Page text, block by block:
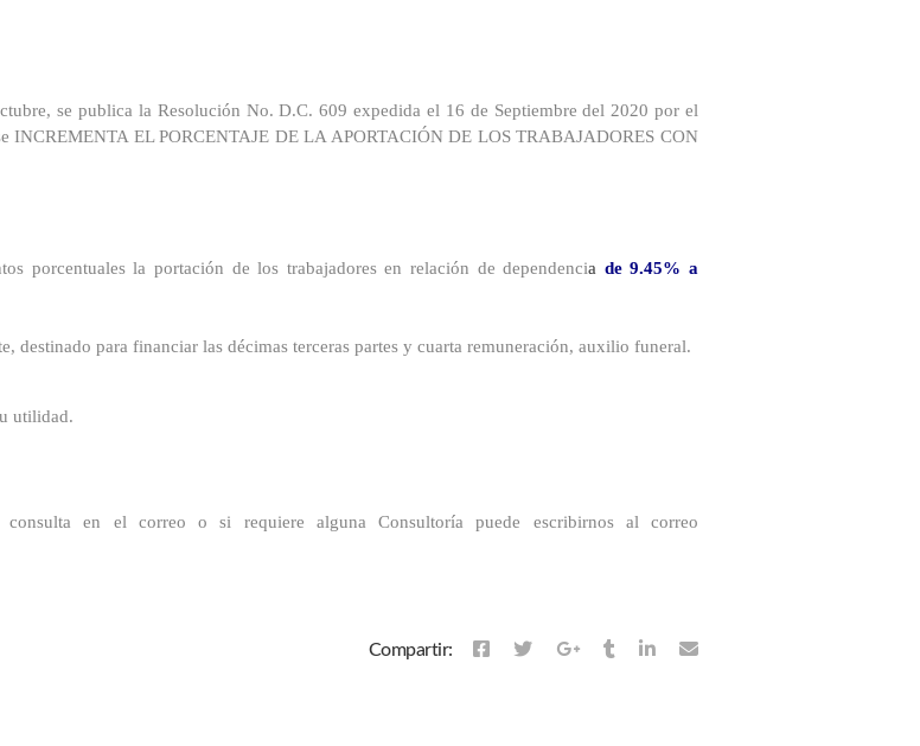
se publica la Resolución No. D.C. 609 expedida el 16 de Septiembre del 2020 por el
INCREMENTA EL PORCENTAJE DE LA APORTACIÓN DE LOS TRABAJADORES CON
porcentuales la portación de los trabajadores en relación de dependencia de 9.45% a
destinado para financiar las décimas terceras partes y cuarta remuneración, auxilio funeral.
utilidad.
en el correo o si requiere alguna Consultoría puede escribirnos al correo
Compartir: